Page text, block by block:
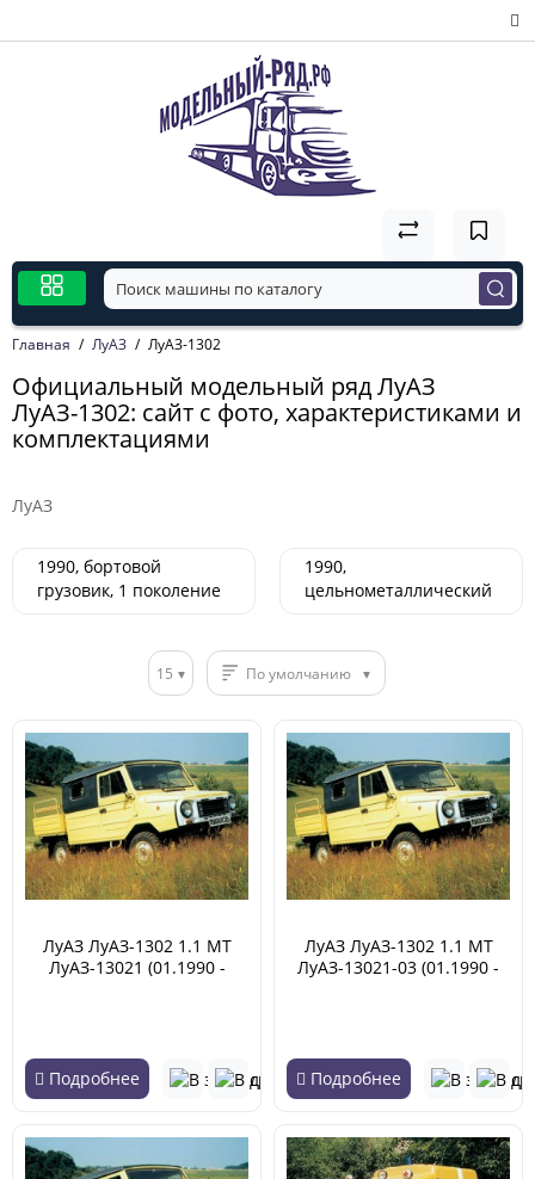
Главная ЛуАЗ ЛуАЗ-1302
Официальный модельный ряд ЛуАЗ
ЛуАЗ-1302: сайт с фото, характеристиками и
комплектациями
ЛуАЗ
1990, бортовой
грузовик, 1 поколение
1990,
цельнометаллический
15 По умолчанию
ЛуАЗ ЛуАЗ-1302 1.1 MT
ЛуАЗ-13021 (01.1990 -
Подробнее
ЛуАЗ ЛуАЗ-1302 1.1 MT
ЛуАЗ-13021-03 (01.1990 -
Подробнее